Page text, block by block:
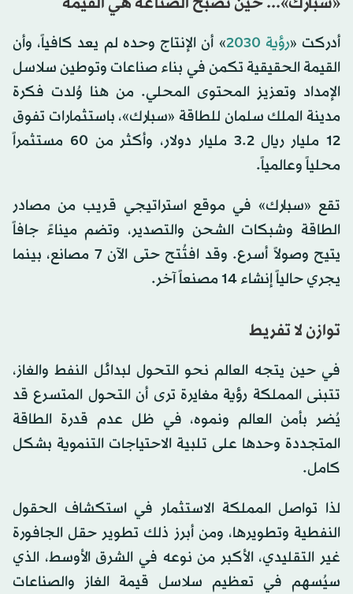
أدركت «رؤية 2030
» أن الإنتاج وحده لم يعد كافياً، وأن
القيمة الحقيقية تكمن في بناء صناعات وتوطين سلاسل
الإمداد وتعزيز المحتوى المحلي. من هنا وُلدت فكرة
مدينة الملك سلمان للطاقة «سبارك»، باستثمارات تفوق
12 مليار ريال 3.2 مليار دولار، وأكثر من 60 مستثمراً
محلياً وعالمياً.
تقع «سبارك» في موقع استراتيجي قريب من مصادر
الطاقة وشبكات الشحن والتصدير، وتضم ميناءً جافاً
يتيح وصولاً أسرع. وقد افتُتح حتى الآن 7 مصانع، بينما
يجري حالياً إنشاء 14 مصنعاً آخر.
توازن لا تفريط
في حين يتجه العالم نحو التحول لبدائل النفط والغاز،
تتبنى المملكة رؤية مغايرة ترى أن التحول المتسرع قد
يُضر بأمن العالم ونموه، في ظل عدم قدرة الطاقة
المتجددة وحدها على تلبية الاحتياجات التنموية بشكل
كامل.
لذا تواصل المملكة الاستثمار في استكشاف الحقول
النفطية وتطويرها، ومن أبرز ذلك تطوير حقل الجافورة
غير التقليدي، الأكبر من نوعه في الشرق الأوسط، الذي
سيُسهم في تعظيم سلاسل قيمة الغاز والصناعات